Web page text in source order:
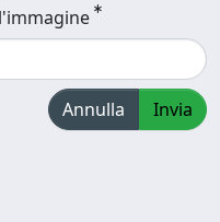
Annulla Invia